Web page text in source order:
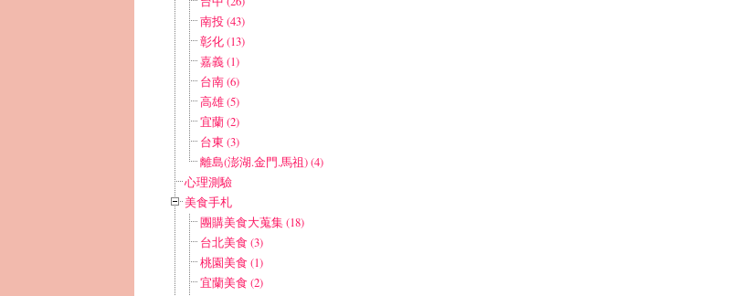
南投 (43)
彰化 (13)
嘉義 (1)
台南 (6)
高雄 (5)
宜蘭 (2)
台東 (3)
離島(澎湖.金門.馬祖) (4)
心理測驗
美食手札
團購美食大蒐集 (18)
台北美食 (3)
桃園美食 (1)
宜蘭美食 (2)